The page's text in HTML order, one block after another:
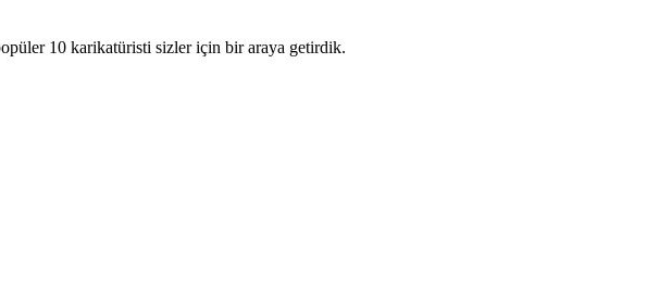
10 karikatüristi sizler için bir araya getirdik.